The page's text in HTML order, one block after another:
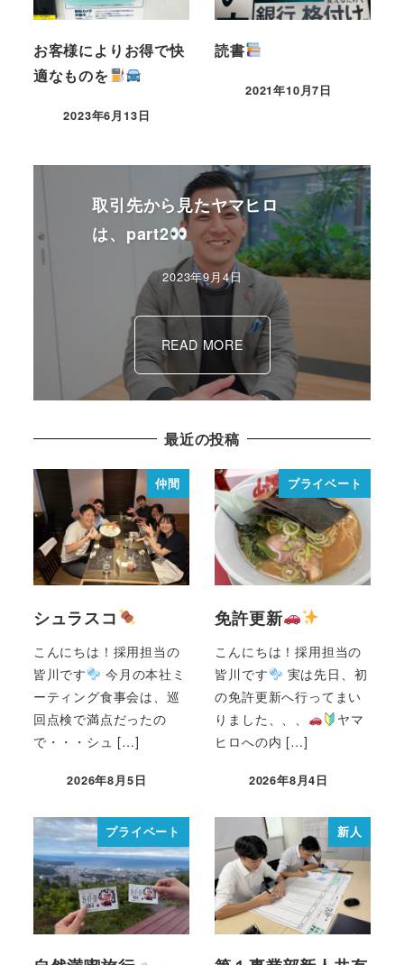
お客様によりお得で快
適なものを
2023年6月13日
読書
2021年10月7日
取引先から見たヤマヒロ
は、part2
2023年9月4日
READ MORE
最近の投稿
仲間
シュラスコ
こんにちは！採用担当の
皆川です
今月の本社ミ
ーティング食事会は、巡
回点検で満点だったの
で・・・シュ […]
2026年8月5日
プライベート
免許更新
こんにちは！採用担当の
皆川です
実は先日、初
の免許更新へ行ってまい
りました、、、
ヤマ
ヒロへの内 […]
2026年8月4日
プライベート 新人